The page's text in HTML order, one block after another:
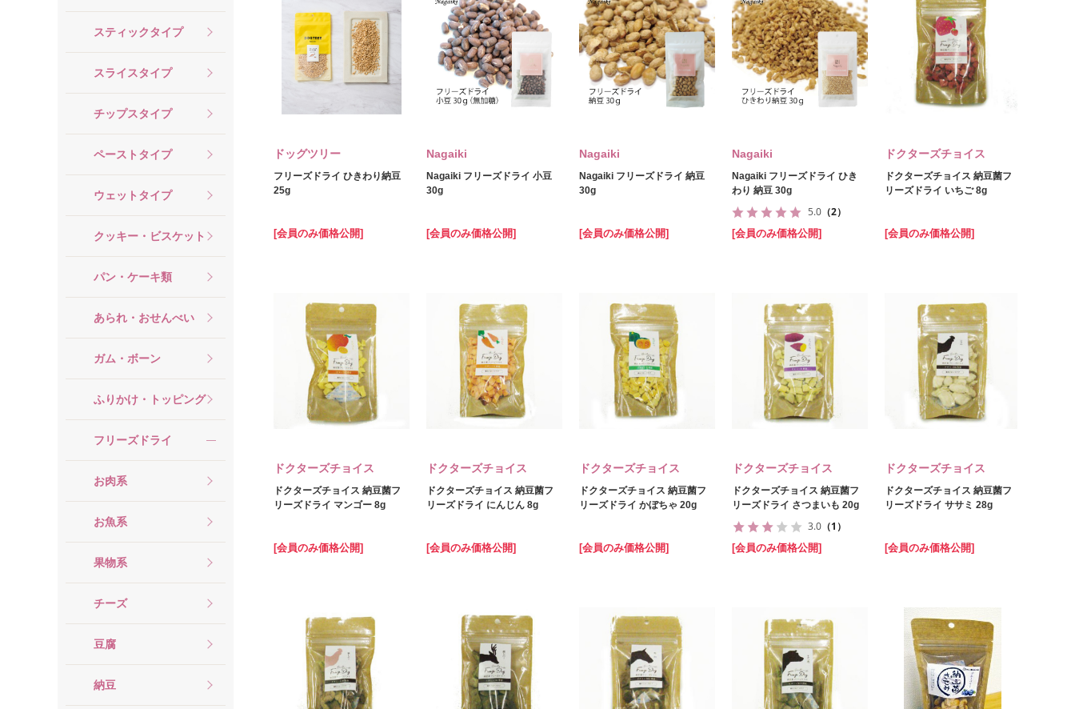
スティックタイプ
スライスタイプ
チップスタイプ
ペーストタイプ
ウェットタイプ
クッキー・ビスケット
パン・ケーキ類
あられ・おせんべい
ガム・ボーン
ふりかけ・トッピング
フリーズドライ
お肉系
お魚系
果物系
チーズ
豆腐
納豆
ドッグツリー
フリーズドライ ひきわり納豆
25g
[会員のみ価格公開]
Nagaiki
Nagaiki フリーズドライ 小豆
30g
[会員のみ価格公開]
Nagaiki
Nagaiki フリーズドライ 納豆
30g
[会員のみ価格公開]
Nagaiki
Nagaiki フリーズドライ ひき
わり 納豆 30g
5.0 （2）
[会員のみ価格公開]
ドクターズチョイス
ドクターズチョイス 納豆菌フ
リーズドライ いちご 8g
[会員のみ価格公開]
ドクターズチョイス
ドクターズチョイス 納豆菌フ
リーズドライ マンゴー 8g
[会員のみ価格公開]
ドクターズチョイス
ドクターズチョイス 納豆菌フ
リーズドライ にんじん 8g
[会員のみ価格公開]
ドクターズチョイス
ドクターズチョイス 納豆菌フ
リーズドライ かぼちゃ 20g
[会員のみ価格公開]
ドクターズチョイス
ドクターズチョイス 納豆菌フ
リーズドライ さつまいも 20g
3.0 （1）
[会員のみ価格公開]
ドクターズチョイス
ドクターズチョイス 納豆菌フ
リーズドライ ササミ 28g
[会員のみ価格公開]